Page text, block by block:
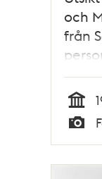
och
från
Tid
Typ